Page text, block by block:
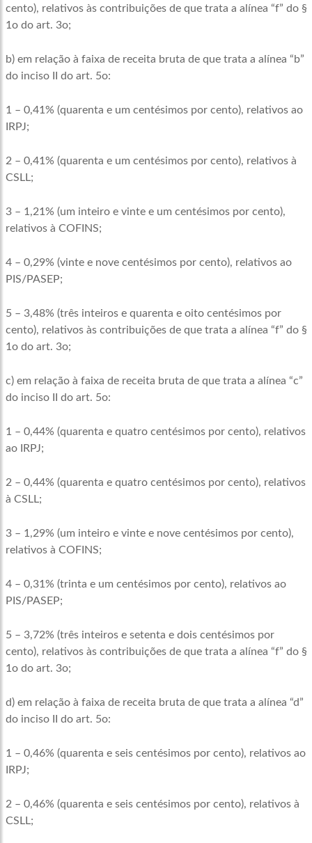
cento), relativos às contribuições de que trata a alínea “f” do §
1o do art. 3o;
b) em relação à faixa de receita bruta de que trata a alínea “b”
do inciso II do art. 5o:
1 – 0,41% (quarenta e um centésimos por cento), relativos ao
IRPJ;
2 – 0,41% (quarenta e um centésimos por cento), relativos à
CSLL;
3 – 1,21% (um inteiro e vinte e um centésimos por cento),
relativos à COFINS;
4 – 0,29% (vinte e nove centésimos por cento), relativos ao
PIS/PASEP;
5 – 3,48% (três inteiros e quarenta e oito centésimos por
cento), relativos às contribuições de que trata a alínea “f” do §
1o do art. 3o;
c) em relação à faixa de receita bruta de que trata a alínea “c”
do inciso II do art. 5o:
1 – 0,44% (quarenta e quatro centésimos por cento), relativos
ao IRPJ;
2 – 0,44% (quarenta e quatro centésimos por cento), relativos
à CSLL;
3 – 1,29% (um inteiro e vinte e nove centésimos por cento),
relativos à COFINS;
4 – 0,31% (trinta e um centésimos por cento), relativos ao
PIS/PASEP;
5 – 3,72% (três inteiros e setenta e dois centésimos por
cento), relativos às contribuições de que trata a alínea “f” do §
1o do art. 3o;
d) em relação à faixa de receita bruta de que trata a alínea “d”
do inciso II do art. 5o:
1 – 0,46% (quarenta e seis centésimos por cento), relativos ao
IRPJ;
2 – 0,46% (quarenta e seis centésimos por cento), relativos à
CSLL;